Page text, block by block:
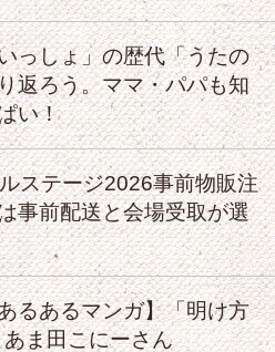
っしょ」の歴代「うたの
返ろう。ママ・パパも知
い！
ステージ2026事前物販注
事前配送と会場受取が選
るあるマンガ】「明け方
ま田こにーさん